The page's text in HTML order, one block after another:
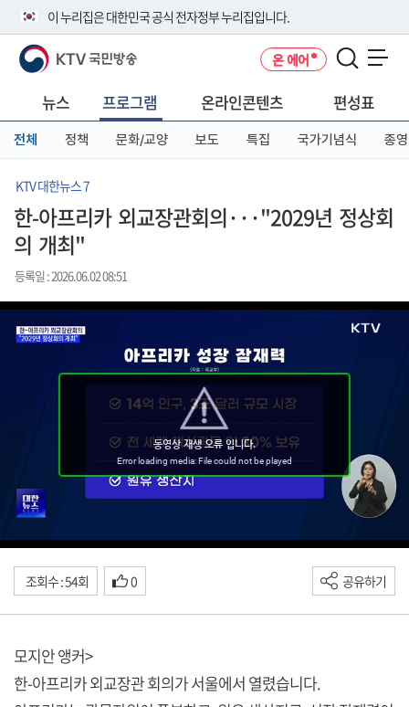
이 누리집은 대한민국 공식 전자정부 누리집입니다.
공식 누리집 주소 확인하기
니다.
이밖에 or.kr 또는 .kr등 다른 도메인 주소를 사용하고 있다면 아래 URL에
서 도메인 주소를 확인해 보세요
KTV 국민방송 온 에어
뉴스 프로그램 온라인콘텐츠 편성표
전체 정책 문화/교양 보도 특집 국가기념식 종영
KTV 대한뉴스 7
한-아프리카 외교장관회의···"2029년 정상회
의 개최"
등록일 : 2026.06.02 08:51
조회수 : 54회 0 공유하기
모지안 앵커>
한-아프리카 외교장관 회의가 서울에서 열렸습니다.